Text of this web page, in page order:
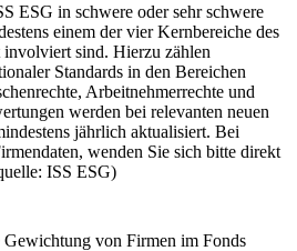
ESG in schwere oder sehr schwere
einem der vier Kernbereiche des
sind. Hierzu zählen
Standards in den Bereichen
Arbeitnehmerrechte und
werden bei relevanten neuen
jährlich aktualisiert. Bei
wenden Sie sich bitte direkt
ISS ESG)
von Firmen im Fonds